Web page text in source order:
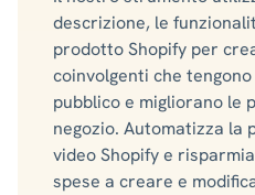
descrizione, le
prodotto Shopify per
coinvolgenti che
pubblico e migliorano le
negozio. Automatizza la
video Shopify e
spese a creare e